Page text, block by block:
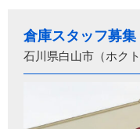
倉庫スタッフ募集
石川県白山市（ホクト